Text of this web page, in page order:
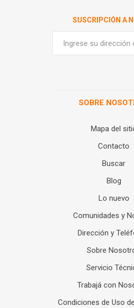
SUSCRIPCIÓN A
SOBRE
Mapa del
Contacto
Buscar
Blog
Lo nuevo
Comunidades y
Dirección y
Sobre
Servicio
Trabajá con
Condiciones de Uso